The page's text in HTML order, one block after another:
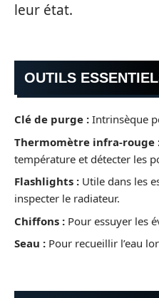
leur état.
OUTILS
Clé de purge : Intrinsèque
Thermomètre infra-rouge
température et détecter les
Flashlights : Utile dans les
inspecter le radiateur.
Chiffons : Pour essuyer les
Seau : Pour recueillir l’eau